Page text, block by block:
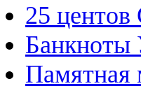
25
Банкноты
Памятная